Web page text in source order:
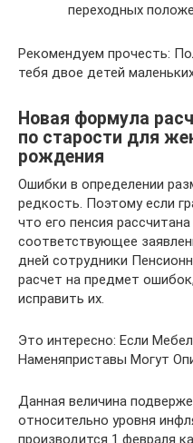
переходных
Рекомендуем прочесть:
тебя двое детей
Новая формула
по старости для
рождения
Ошибки в определении
редкость. Поэтому если
что его пенсия
соответствующее
дней сотрудники
расчет на предмет
исправить их.
Это интересно: Если
Наменяприставы Могут
Данная величина
относительно уровня
производится 1 февраля